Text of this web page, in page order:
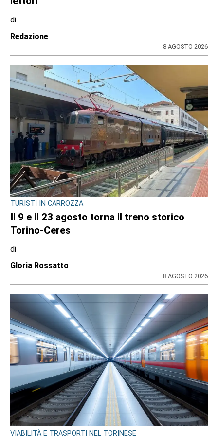
di
Redazione
8 AGOSTO 2026
TURISTI IN CARROZZA
Il 9 e il 23 agosto torna il treno storico
Torino-Ceres
di
Gloria Rossatto
8 AGOSTO 2026
VIABILITÀ E TRASPORTI NEL TORINESE